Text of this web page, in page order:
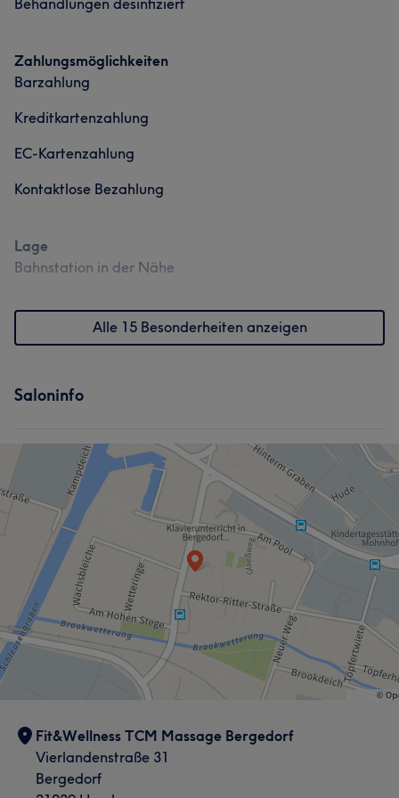
Behandlungen desinfiziert
Zahlungsmöglichkeiten
Barzahlung
Kreditkartenzahlung
EC-Kartenzahlung
Kontaktlose Bezahlung
Lage
Bahnstation in der Nähe
Alle 15 Besonderheiten anzeigen
Saloninfo
Fit&Wellness TCM Massage Bergedorf
Vierlandenstraße 31
Bergedorf